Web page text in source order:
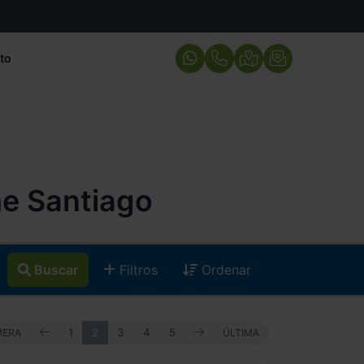
Santiago
Buscar Filtros Ordenar
PRIMERAANTERIOR
1 2 3 4 5 SIGUIENTE
ÚLTIMA